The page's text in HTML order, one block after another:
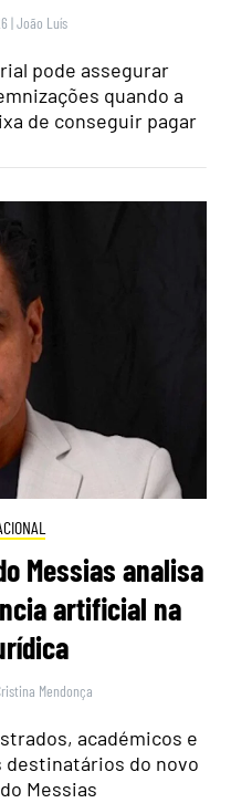
|João Luís
pode assegurar
quando a
de conseguir pagar
Messias analisa
artificial na
Mendonça
académicos e
do novo
Messias